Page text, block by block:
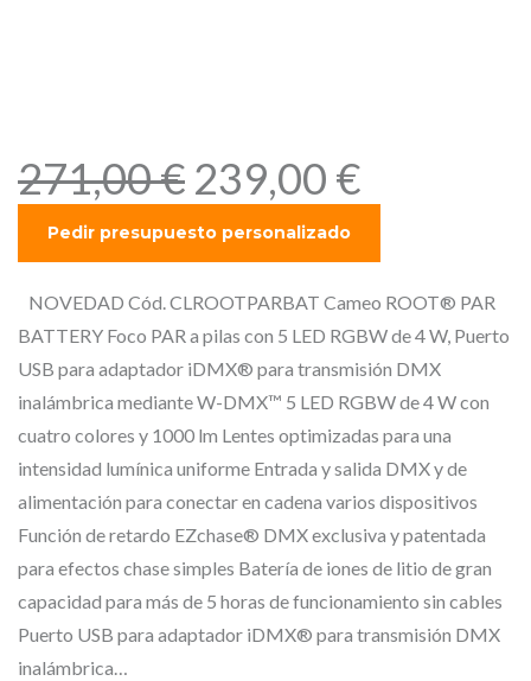
271,00€ E
l
p
r
e
c
i
o
o
r
i
g
i
n
a
239,00 €E
l
r
e
c
i
o
a
c
t
u
a
l
e
NOVEDAD Cód. CLROOTPARBAT Cameo ROOT® PAR
BATTERY Foco PAR a pilas con 5 LED RGBW de 4 W, Puerto
USB para adaptador iDMX® para transmisión DMX
inalámbrica mediante W-DMX™ 5 LED RGBW de 4 W con
cuatro colores y 1000 lm Lentes optimizadas para una
intensidad lumínica uniforme Entrada y salida DMX y de
alimentación para conectar en cadena varios dispositivos
Función de retardo EZchase® DMX exclusiva y patentada
para efectos chase simples Batería de iones de litio de gran
capacidad para más de 5 horas de funcionamiento sin cables
Puerto USB para adaptador iDMX® para transmisión DMX
inalámbrica…